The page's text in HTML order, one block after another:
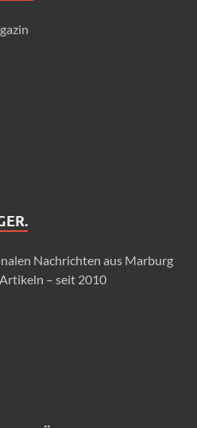
Nachrichten aus Marburg
– seit 2010